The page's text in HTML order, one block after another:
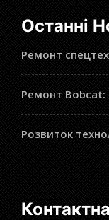
Останні
Ремонт
Ремонт Bobcat:
Розвиток